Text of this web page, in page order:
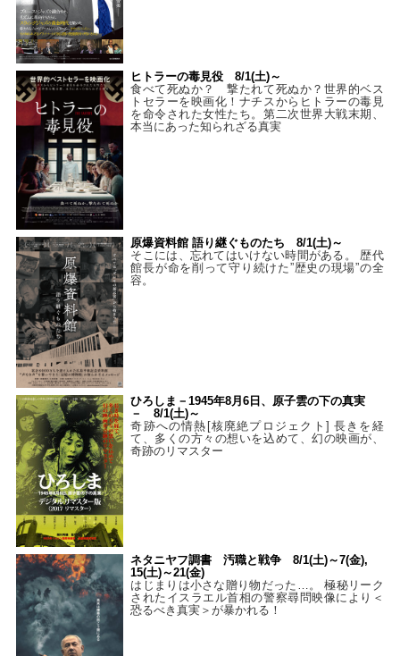
ヒトラーの毒見役 8/1(土)～
食べて死ぬか？ 撃たれて死ぬか？世界的ベス
トセラーを映画化！ナチスからヒトラーの毒見
を命令された女性たち。第二次世界大戦末期、
本当にあった知られざる真実
原爆資料館 語り継ぐものたち 8/1(土)～
そこには、忘れてはいけない時間がある。 歴代
館長が命を削って守り続けた”歴史の現場”の全
容。
ひろしま－1945年8月6日、原子雲の下の真実
－ 8/1(土)～
奇跡への情熱[核廃絶プロジェクト] 長きを経
て、多くの方々の想いを込めて、幻の映画が、
奇跡のリマスター
ネタニヤフ調書 汚職と戦争 8/1(土)～7(金),
15(土)～21(金)
はじまりは小さな贈り物だった…。 極秘リーク
されたイスラエル首相の警察尋問映像により＜
恐るべき真実＞が暴かれる！